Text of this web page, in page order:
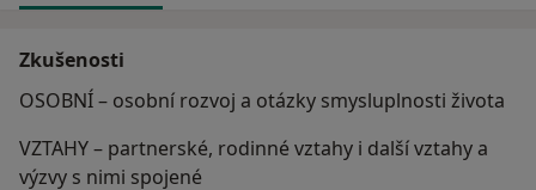
Zkušenosti
OSOBNÍ – osobní rozvoj a otázky smysluplnosti života
VZTAHY – partnerské, rodinné vztahy i další vztahy a
výzvy s nimi spojené